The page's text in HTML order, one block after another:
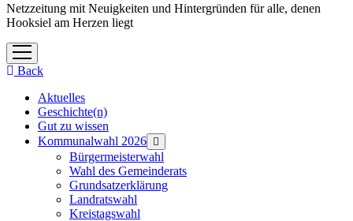
Netzzeitung mit Neuigkeiten und Hintergründen für alle, denen
Hooksiel am Herzen liegt
Menü
öffnen
Back
Aktuelles
Geschichte(n)
Gut zu wissen
Kommunalwahl 2026 Menü
öffnen
Bürgermeisterwahl
Wahl des Gemeinderats
Grundsatzerklärung
Landratswahl
Kreistagswahl